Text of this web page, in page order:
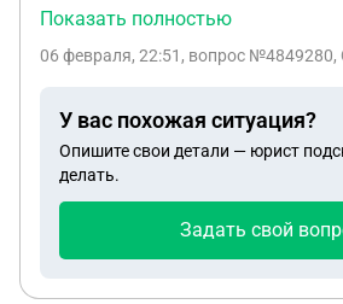
массу вносила деньги ежемесячно Но в судебном
сформирована и кредиты не
денежных обязательств
Петровну, в том числе
в ходе проведения процедуры банкротства, за
в п.п. 3, 5, 6 ст. 213.28 Что это обозначает 1
Показать полностью
06 февраля, 22:51 , вопрос №4849280,
У вас похожая ситуация?
Опишите свои детали — юрист
делать.
Задать свой